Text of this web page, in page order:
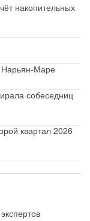
накопительных
Нарьян-Маре
собеседниц
квартал 2026